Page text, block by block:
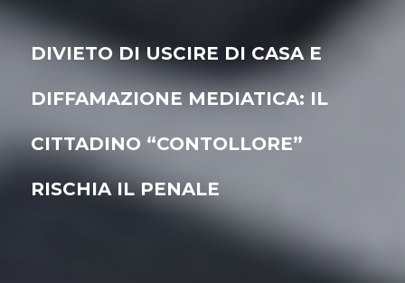
DIVIETO DI USCIRE DI CASA E
DIFFAMAZIONE MEDIATICA: IL
CITTADINO “CONTOLLORE”
RISCHIA IL PENALE